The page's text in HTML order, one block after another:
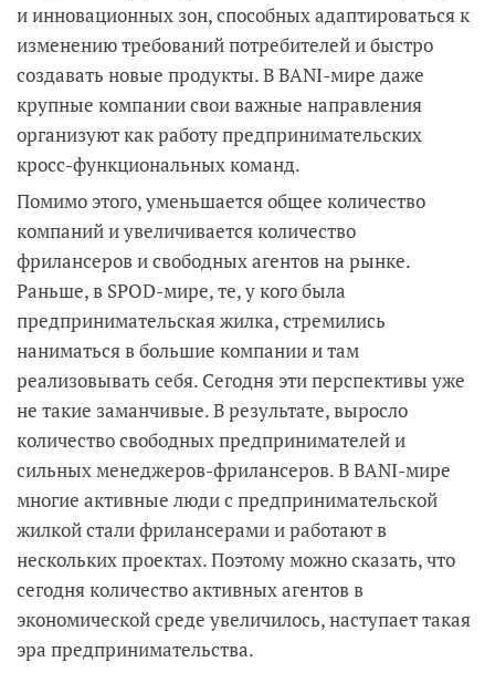
и инновационных зон, способных адаптироваться к
изменению требований потребителей и быстро
создавать новые продукты. В BANI-мире даже
крупные компании свои важные направления
организуют как работу предпринимательских
кросс-функциональных команд.
Помимо этого, уменьшается общее количество
компаний и увеличивается количество
фрилансеров и свободных агентов на рынке.
Раньше, в SPOD-мире, те, у кого была
предпринимательская жилка, стремились
наниматься в большие компании и там
реализовывать себя. Сегодня эти перспективы уже
не такие заманчивые. В результате, выросло
количество свободных предпринимателей и
сильных менеджеров-фрилансеров. В BANI-мире
многие активные люди с предпринимательской
жилкой стали фрилансерами и работают в
нескольких проектах. Поэтому можно сказать, что
сегодня количество активных агентов в
экономической среде увеличилось, наступает такая
эра предпринимательства.